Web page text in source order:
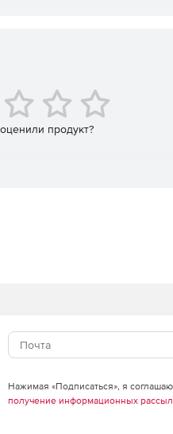
+
+
новые функции Excel
вставки и управления
видео 4K.
продукт?
Нажимая «Подписаться», я
получение информационных